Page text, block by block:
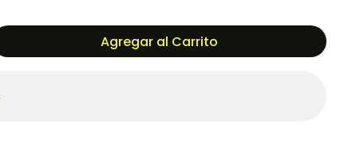
Agregar al Carrito